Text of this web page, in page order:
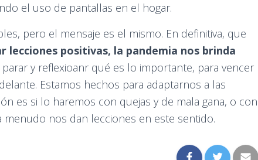
el uso de pantallas en el hogar.
pero el mensaje es el mismo. En definitiva, que
lecciones positivas, la pandemia nos brinda
y reflexioanr qué es lo importante, para vencer
Estamos hechos para adaptarnos a las
es si lo haremos con quejas y de mala gana, o con
menudo nos dan lecciones en este sentido.